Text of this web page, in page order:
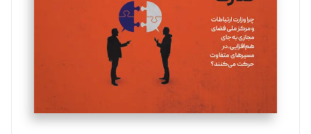
ملینا جعفری
تحریریه
مصطفی مسجدی آرانی
تحریریه